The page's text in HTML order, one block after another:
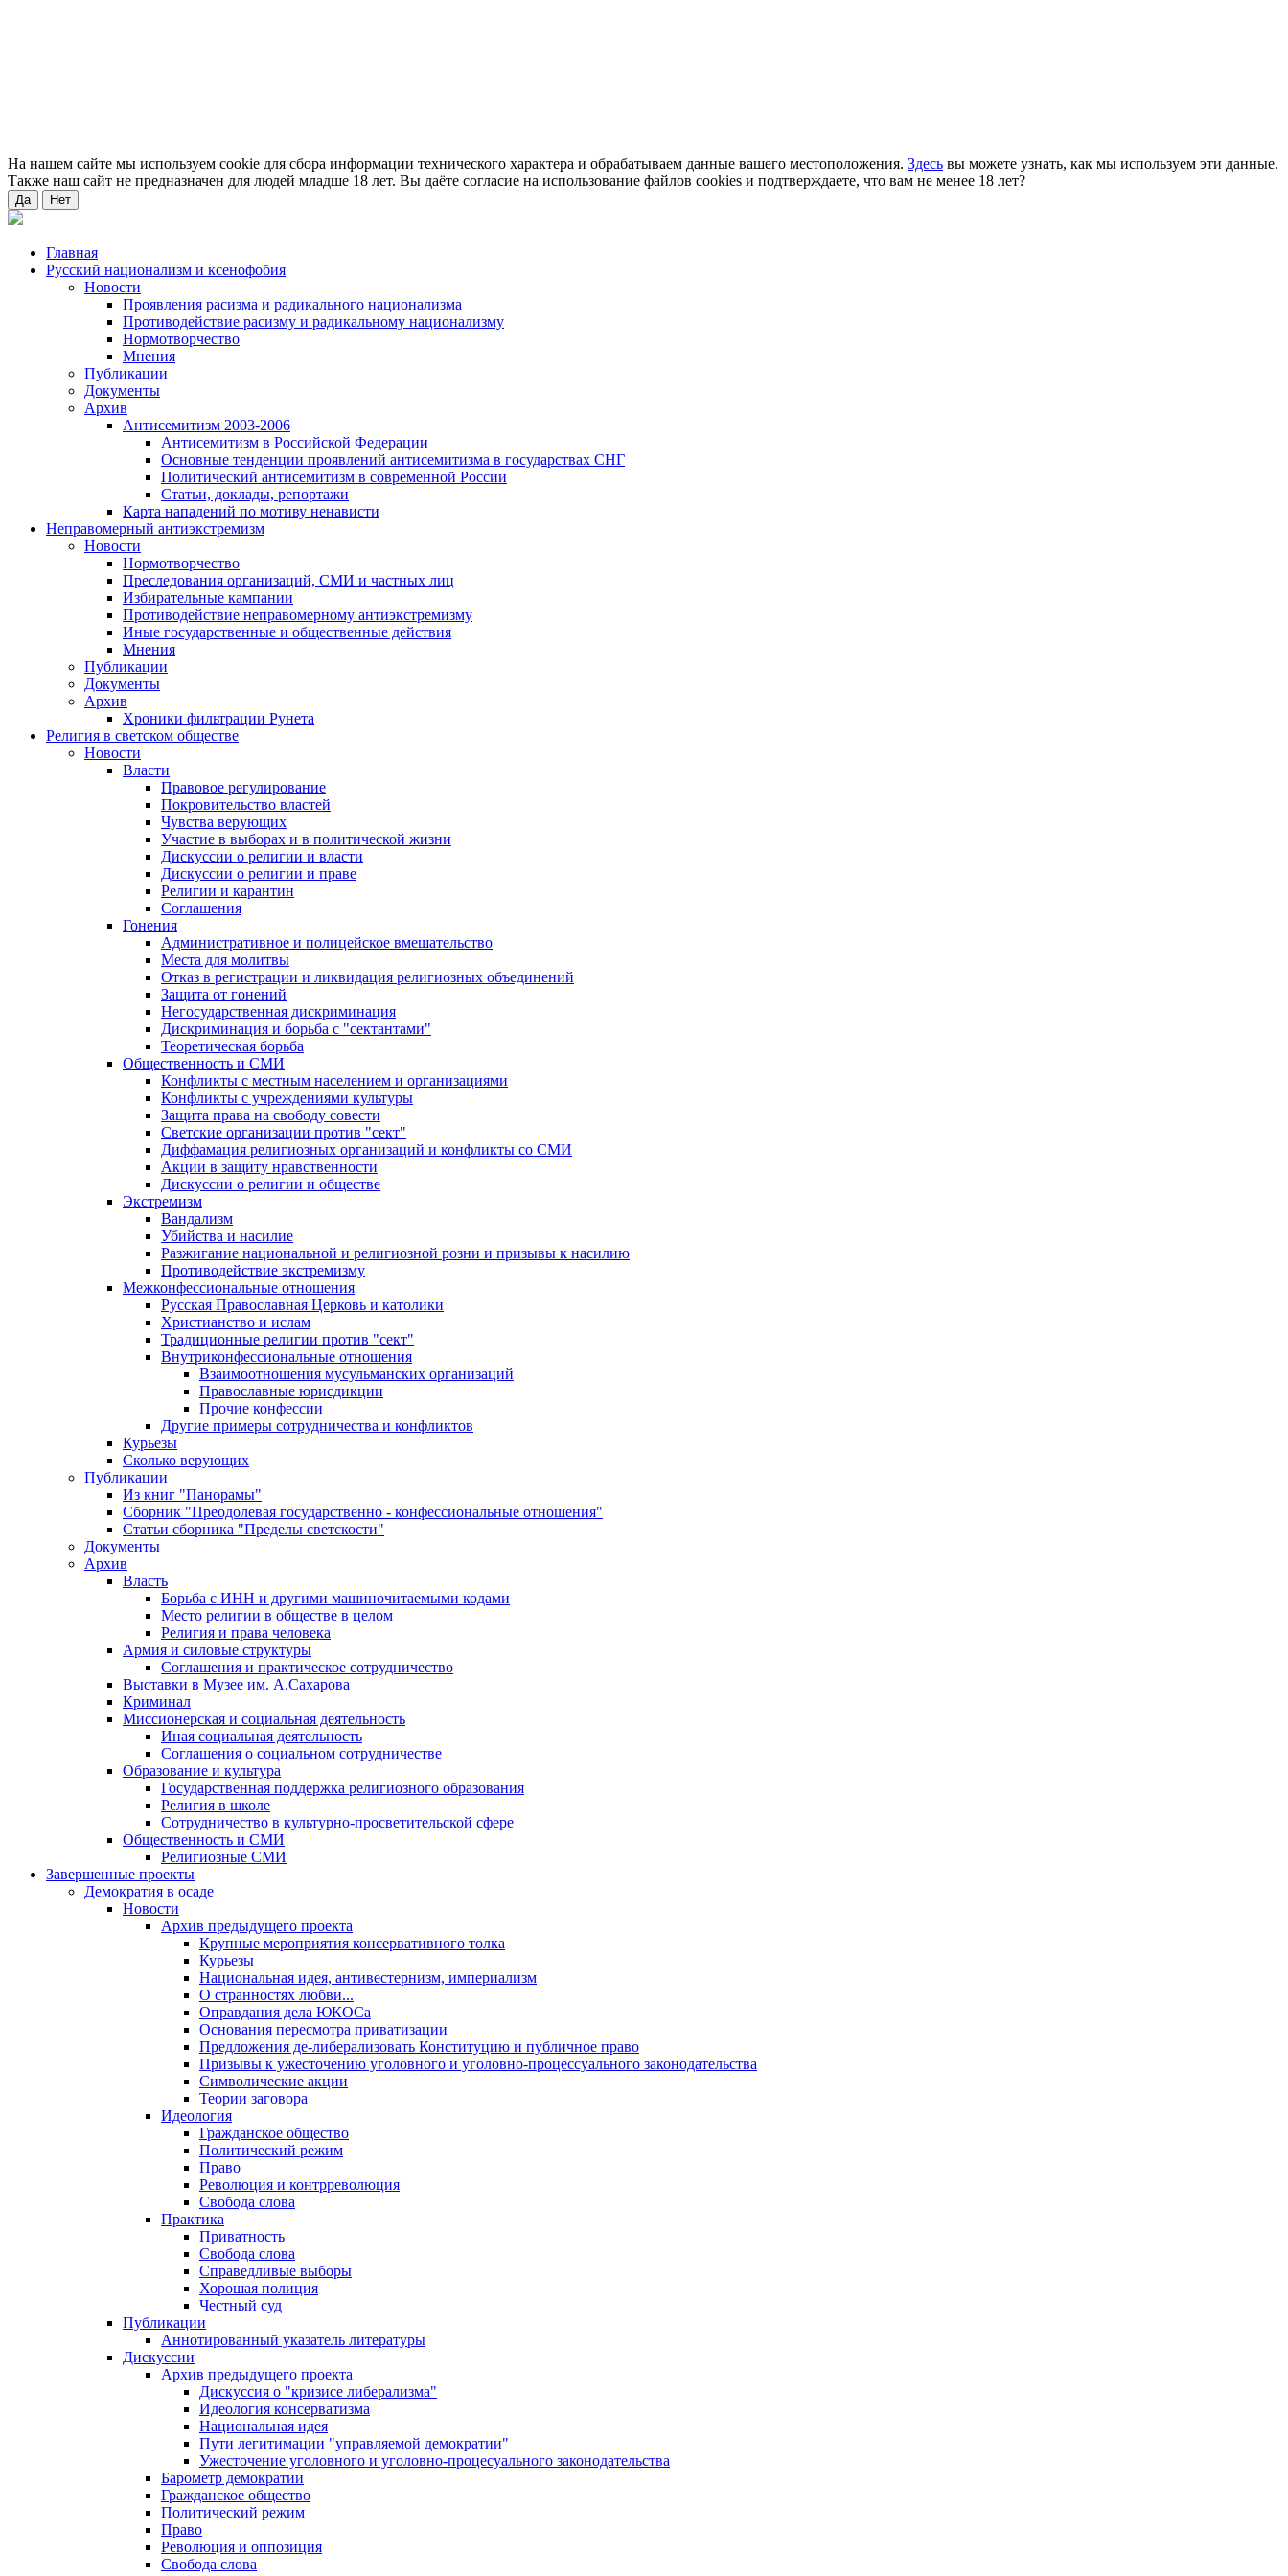
На нашем сайте мы используем cookie для сбора информации технического характера и обрабатываем данные вашего местоположения. Здесь вы можете узнать, как мы используем эти данные.
Также наш сайт не предназначен для людей младше 18 лет. Вы даёте согласие на использование файлов cookies и подтверждаете, что вам не менее 18 лет?
Да Нет
Главная
Русский национализм и ксенофобия
Новости
Проявления расизма и радикального национализма
Противодействие расизму и радикальному национализму
Нормотворчество
Мнения
Публикации
Документы
Архив
Антисемитизм 2003-2006
Антисемитизм в Российской Федерации
Основные тенденции проявлений антисемитизма в государствах СНГ
Политический антисемитизм в современной России
Статьи, доклады, репортажи
Карта нападений по мотиву ненависти
Неправомерный антиэкстремизм
Новости
Нормотворчество
Преследования организаций, СМИ и частных лиц
Избирательные кампании
Противодействие неправомерному антиэкстремизму
Иные государственные и общественные действия
Мнения
Публикации
Документы
Архив
Хроники фильтрации Рунета
Религия в светском обществе
Новости
Власти
Правовое регулирование
Покровительство властей
Чувства верующих
Участие в выборах и в политической жизни
Дискуссии о религии и власти
Дискуссии о религии и праве
Религии и карантин
Соглашения
Гонения
Административное и полицейское вмешательство
Места для молитвы
Отказ в регистрации и ликвидация религиозных объединений
Защита от гонений
Негосударственная дискриминация
Дискриминация и борьба с "сектантами"
Теоретическая борьба
Общественность и СМИ
Конфликты с местным населением и организациями
Конфликты с учреждениями культуры
Защита права на свободу совести
Светские организации против "сект"
Диффамация религиозных организаций и конфликты со СМИ
Акции в защиту нравственности
Дискуссии о религии и обществе
Экстремизм
Вандализм
Убийства и насилие
Разжигание национальной и религиозной розни и призывы к насилию
Противодействие экстремизму
Межконфессиональные отношения
Русская Православная Церковь и католики
Христианство и ислам
Традиционные религии против "сект"
Внутриконфессиональные отношения
Взаимоотношения мусульманских организаций
Православные юрисдикции
Прочие конфессии
Другие примеры сотрудничества и конфликтов
Курьезы
Сколько верующих
Публикации
Из книг "Панорамы"
Сборник "Преодолевая государственно - конфессиональные отношения"
Статьи сборника "Пределы светскости"
Документы
Архив
Власть
Борьба с ИНН и другими машиночитаемыми кодами
Место религии в обществе в целом
Религия и права человека
Армия и силовые структуры
Соглашения и практическое сотрудничество
Выставки в Музее им. А.Сахарова
Криминал
Миссионерская и социальная деятельность
Иная социальная деятельность
Соглашения о социальном сотрудничестве
Образование и культура
Государственная поддержка религиозного образования
Религия в школе
Сотрудничество в культурно-просветительской сфере
Общественность и СМИ
Религиозные СМИ
Завершенные проекты
Демократия в осаде
Новости
Архив предыдущего проекта
Крупные мероприятия консервативного толка
Курьезы
Национальная идея, антивестернизм, империализм
О странностях любви...
Оправдания дела ЮКОСа
Основания пересмотра приватизации
Предложения де-либерализовать Конституцию и публичное право
Призывы к ужесточению уголовного и уголовно-процессуального законодательства
Символические акции
Теории заговора
Идеология
Гражданское общество
Политический режим
Право
Революция и контрреволюция
Свобода слова
Практика
Приватность
Свобода слова
Справедливые выборы
Хорошая полиция
Честный суд
Публикации
Аннотированный указатель литературы
Дискуссии
Архив предыдущего проекта
Дискуссия о "кризисе либерализма"
Идеология консерватизма
Национальная идея
Пути легитимации "управляемой демократии"
Ужесточение уголовного и уголовно-процесуального законодательства
Барометр демократии
Гражданское общество
Политический режим
Право
Революция и оппозиция
Свобода слова